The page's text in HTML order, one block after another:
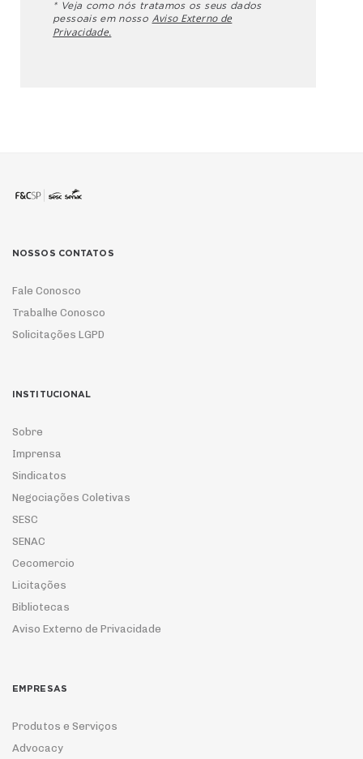
* Veja como nós tratamos os seus dados
pessoais em nosso Aviso Externo de
Privacidade.
NOSSOS CONTATOS
Fale Conosco
Trabalhe Conosco
Solicitações LGPD
INSTITUCIONAL
Sobre
Imprensa
Sindicatos
Negociações Coletivas
SESC
SENAC
Cecomercio
Licitações
Bibliotecas
Aviso Externo de Privacidade
EMPRESAS
Produtos e Serviços
Advocacy